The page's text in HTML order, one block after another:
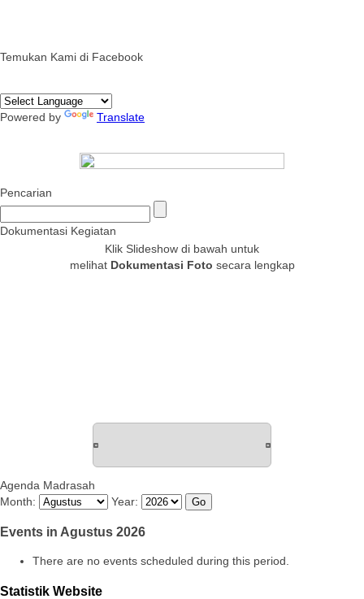
Temukan Kami di Facebook
Powered by Translate
Pencarian
Dokumentasi Kegiatan
Klik Slideshow di bawah untuk
melihat Dokumentasi Foto secara lengkap
Agenda Madrasah
Month:
Year:
Events in Agustus 2026
There are no events scheduled during this period.
Statistik Website